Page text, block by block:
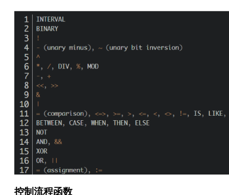
控制流程函数